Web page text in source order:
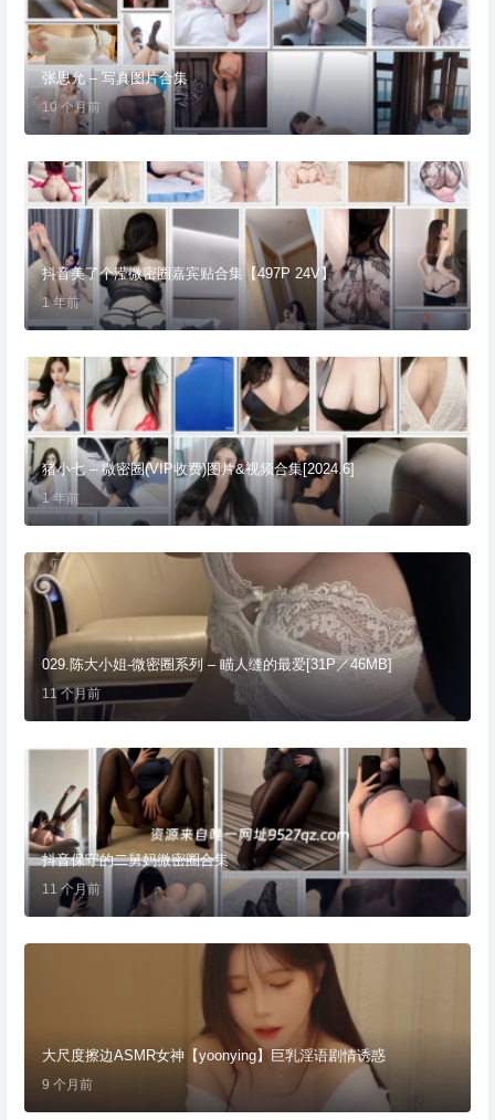
张思允 – 写真图片合集
10 个月前
抖音美了个滢微密圈嘉宾贴合集【497P 24V】
1 年前
猪小七 – 微密圈(VIP收费)图片&视频合集[2024.6]
1 年前
029.陈大小姐-微密圈系列 – 瞄人缝的最爱[31P／46MB]
11 个月前
抖音保守的二舅妈微密圈合集
11 个月前
大尺度擦边ASMR女神【yoonying】巨乳淫语剧情诱惑
9 个月前